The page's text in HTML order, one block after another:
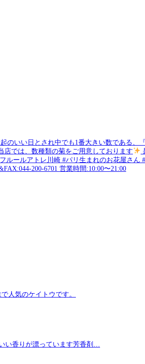
のいい日とされ中でも1番大きい数である、
では、数種類の菊をご用意しております
ルールアトレ川崎 #パリ生まれのお花屋さ
200-6701 営業時間:10:00〜21:00
人気のケイトウです。
い香りが漂っています芳香剤…